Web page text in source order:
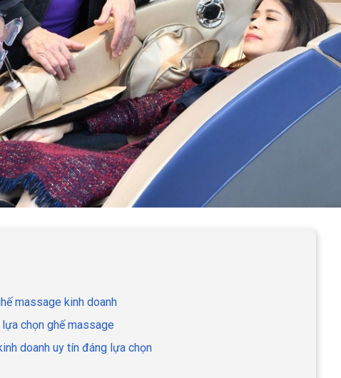
massage kinh doanh
chọn ghế massage
doanh uy tín đáng lựa chọn